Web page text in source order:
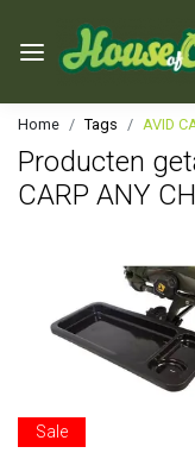
Home Tags AVID
Producten
CARP ANY
Sale